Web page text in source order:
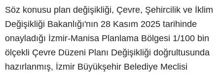
Söz konusu plan değişikliği, Çevre, Şehircilik ve İklim
Değişikliği Bakanlığı'nın 28 Kasım 2025 tarihinde
onayladığı İzmir-Manisa Planlama Bölgesi 1/100 bin
ölçekli Çevre Düzeni Planı Değişikliği doğrultusunda
hazırlanmış, İzmir Büyükşehir Belediye Meclisi